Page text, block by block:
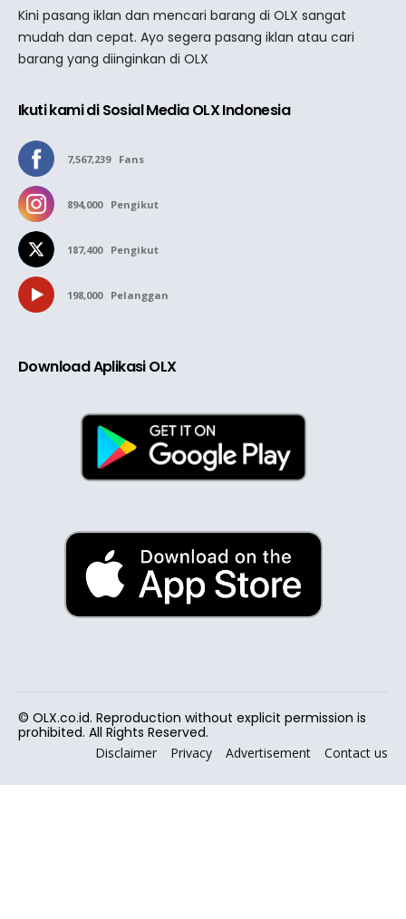
Kini pasang iklan dan mencari barang di OLX sangat
mudah dan cepat. Ayo segera pasang iklan atau cari
barang yang diinginkan di OLX
Ikuti kami di Sosial Media OLX Indonesia
7,567,239 Fans
894,000 Pengikut
187,400 Pengikut
198,000 Pelanggan
Download Aplikasi OLX
© OLX.co.id. Reproduction without explicit permission is
prohibited. All Rights Reserved.
Disclaimer Privacy Advertisement Contact us